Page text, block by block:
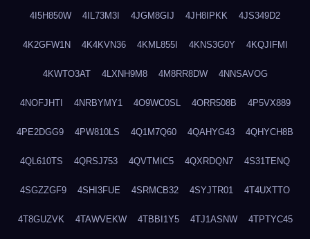
4I5H850W 4IL73M3I 4JGM8GIJ 4JH8IPKK 4JS349D2
4K2GFW1N 4K4KVN36 4KML855I 4KNS3G0Y 4KQJIFMI
4KWTO3AT 4LXNH9M8 4M8RR8DW 4NNSAVOG
4NOFJHTI 4NRBYMY1 4O9WC0SL 4ORR508B 4P5VX889
4PE2DGG9 4PW810LS 4Q1M7Q60 4QAHYG43 4QHYCH8B
4QL610TS 4QRSJ753 4QVTMIC5 4QXRDQN7 4S31TENQ
4SGZZGF9 4SHI3FUE 4SRMCB32 4SYJTR01 4T4UXTTO
4T8GUZVK 4TAWVEKW 4TBBI1Y5 4TJ1ASNW 4TPTYC45